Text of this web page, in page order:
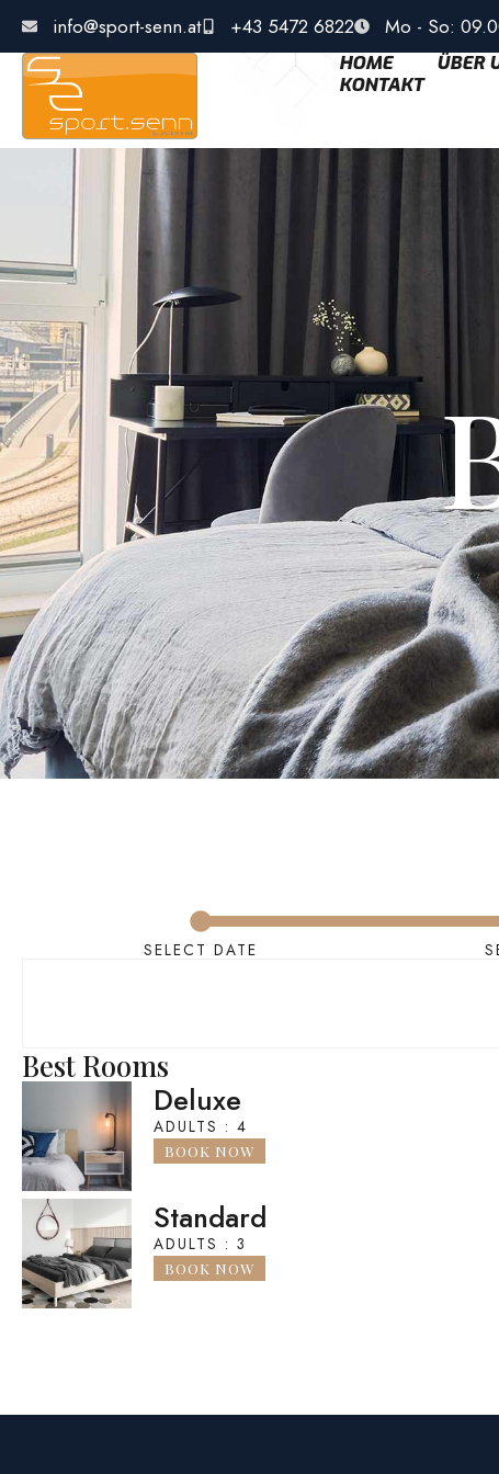
info@sport-senn.at +43 5472 6822 Mo - So:
HOME ÜBER
KONTAKT
SELECT DATE
Best Rooms
Deluxe
ADULTS : 4
BOOK NOW
Standard
ADULTS : 3
BOOK NOW